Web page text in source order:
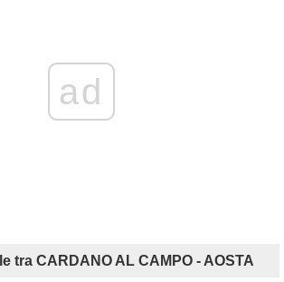
ad
tra CARDANO AL CAMPO - AOSTA